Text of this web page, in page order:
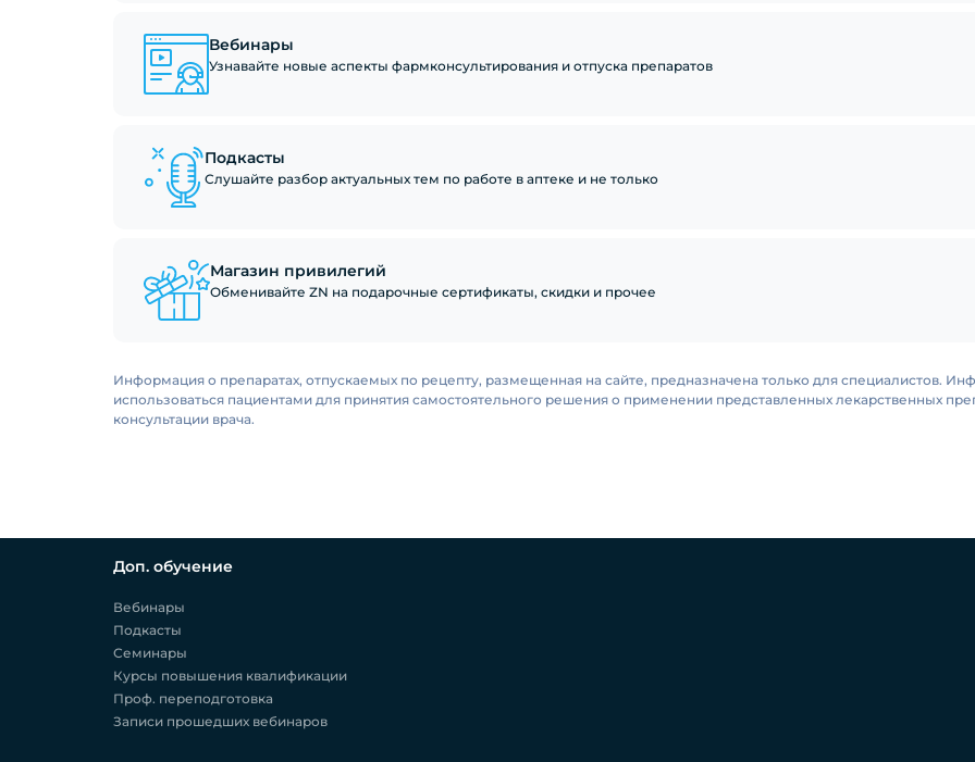
Вебинары
Узнавайте новые аспекты фармконсультирования и отпуска препаратов
Подкасты
Слушайте разбор актуальных тем по работе в аптеке и не только
Магазин привилегий
Обменивайте ZN на подарочные сертификаты, скидки и прочее
Информация о препаратах, отпускаемых по рецепту, размещенная на сайте, предназначена только для специалистов.
использоваться пациентами для принятия самостоятельного решения о применении представленных лекарственных
консультации врача.
Доп. обучение
Вебинары
Подкасты
Семинары
Курсы повышения квалификации
Проф. переподготовка
Записи прошедших вебинаров